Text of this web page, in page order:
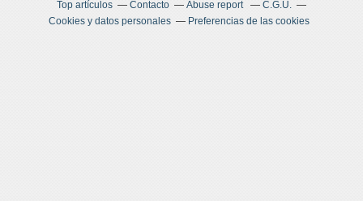
Top artículos
Contacto Abuse report
C.G.U.
Cookies y datos personales
Preferencias de las cookies